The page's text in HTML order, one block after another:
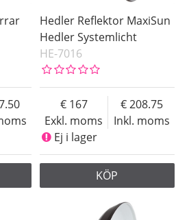
Hedler Reflektor MaxiSun
Hedler Systemlicht
HE-7016
Exkl. moms
167
Inkl. moms
208.75
Ej i lager
KÖP